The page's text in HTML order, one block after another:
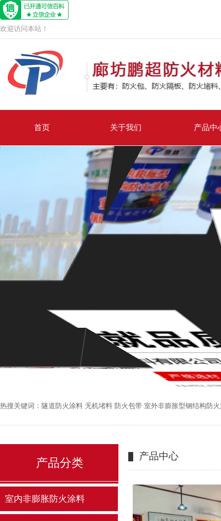
欢迎访问本站！
首页 关于我们 产品中
热搜关键词： 隧道防火涂料 无机堵料 防火包带 室外非膨胀型钢结构防
产品中心
产品分类
室内非膨胀防火涂料